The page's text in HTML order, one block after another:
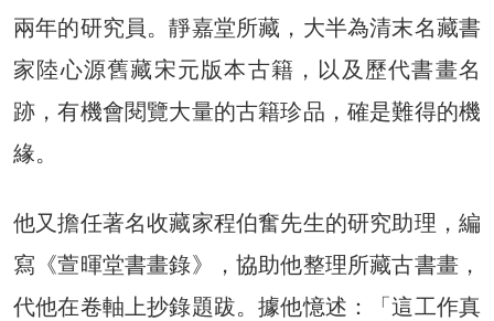
兩年的研究員。靜嘉堂所藏，大半為清末名藏書
家陸心源舊藏宋元版本古籍，以及歷代書畫名
跡，有機會閱覽大量的古籍珍品，確是難得的機
緣。
他又擔任著名收藏家程伯奮先生的研究助理，編
寫《萱暉堂書畫錄》，協助他整理所藏古書畫，
代他在卷軸上抄錄題跋。據他憶述：「這工作真